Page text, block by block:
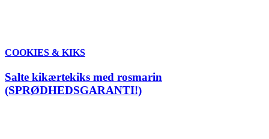
COOKIES & KIKS
Salte kikærtekiks med rosmarin
(SPRØDHEDSGARANTI!)